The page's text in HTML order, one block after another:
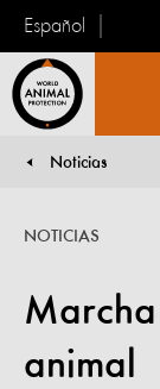
Español
Animal
Noticias
animal
NOTICIAS